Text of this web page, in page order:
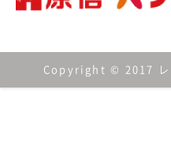
Copyright © 2017 レ